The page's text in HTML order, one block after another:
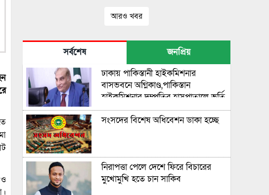
উঠেছে
আরও খবর
সর্বশেষ জনপ্রিয়
ঢাকায় পাকিস্তানী হাইকমিশনার
বাসভবনে অগ্নিকাণ্ড,পাকিস্তান
হাইকমিশনার দম্পতির হাসপাতালে ভর্তি
সংসদের বিশেষ অধিবেশন ডাকা হচ্ছে
নিরাপত্তা পেলে দেশে ফিরে বিচারের
মুখোমুখি হতে চান সাকিব